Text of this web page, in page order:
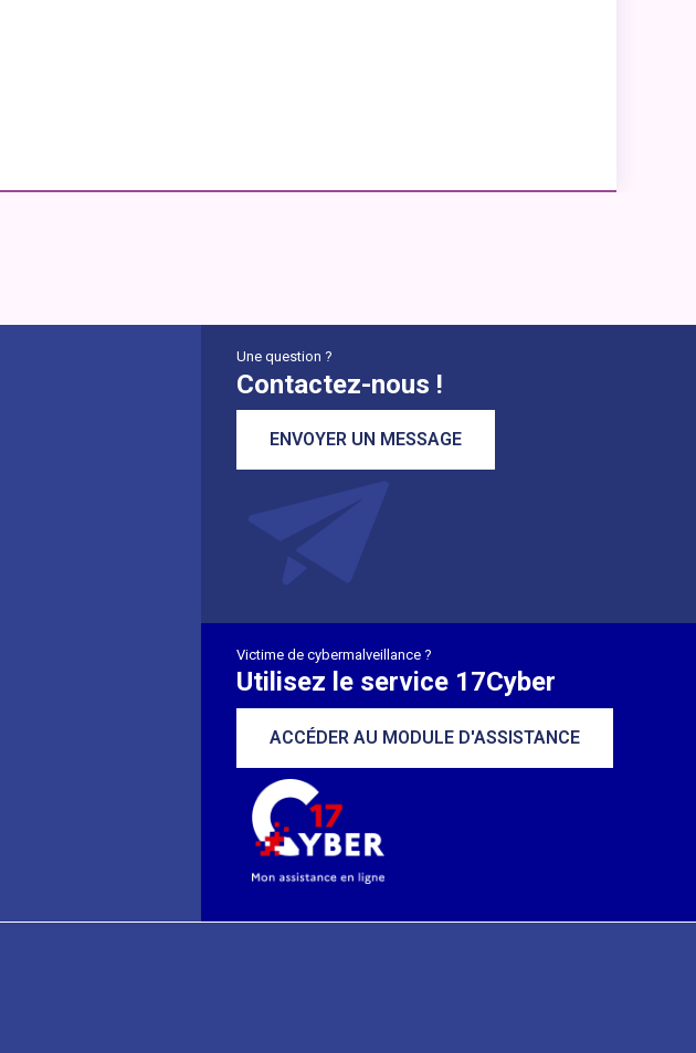
Une question ?
Contactez-nous !
ENVOYER UN MESSAGE
Victime de cybermalveillance ?
Utilisez le service 17Cyber
ACCÉDER AU MODULE D'ASSISTANCE